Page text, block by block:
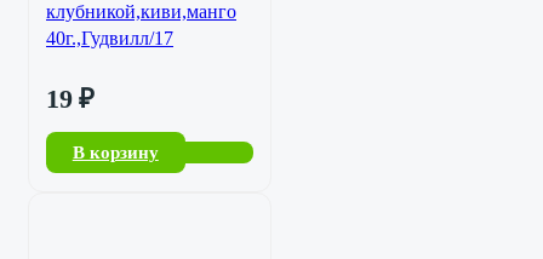
клубникой,киви,манго
40г.,Гудвилл/17
19 ₽
В корзину